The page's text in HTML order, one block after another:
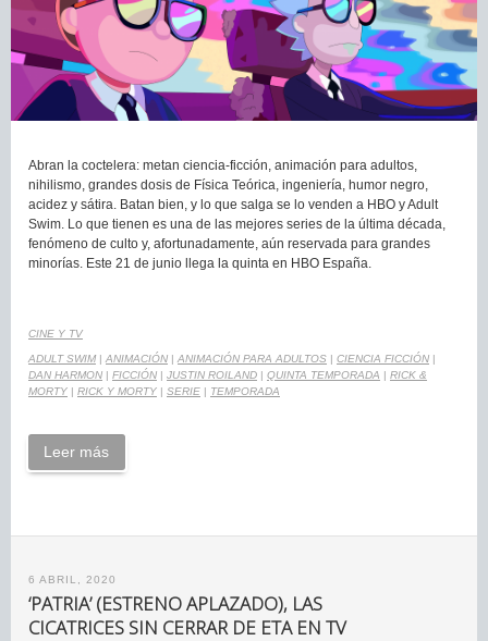
Abran la coctelera: metan ciencia-ficción, animación para adultos,
nihilismo, grandes dosis de Física Teórica, ingeniería, humor negro,
acidez y sátira. Batan bien, y lo que salga se lo venden a HBO y Adult
Swim. Lo que tienen es una de las mejores series de la última década,
fenómeno de culto y, afortunadamente, aún reservada para grandes
minorías. Este 21 de junio llega la quinta en HBO España.
CINE Y TV
ADULT SWIM | ANIMACIÓN | ANIMACIÓN PARA ADULTOS | CIENCIA FICCIÓN |
DAN HARMON | FICCIÓN | JUSTIN ROILAND | QUINTA TEMPORADA | RICK &
MORTY | RICK Y MORTY | SERIE | TEMPORADA
Leer más
6 ABRIL, 2020
‘PATRIA’ (ESTRENO APLAZADO), LAS
CICATRICES SIN CERRAR DE ETA EN TV